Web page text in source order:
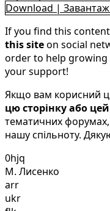
Download |
If you find this
this siteon social
order to help
your support!
Якщо вам корисний
цю сторінку або
тематичних
нашу спільноту.
0hjq
М. Лисенко
arr
ukr